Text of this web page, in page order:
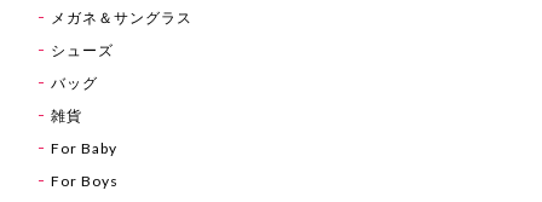
メガネ＆サングラス
シューズ
バッグ
雑貨
For Baby
For Boys